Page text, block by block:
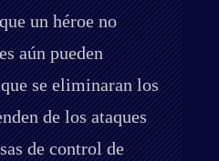
un héroe no
aún pueden
se eliminaran los
de los ataques
de control de